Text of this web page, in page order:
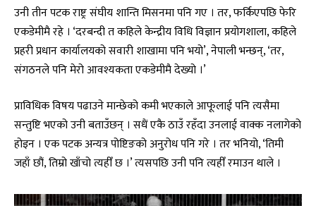
उनी तीन पटक राष्ट्र संघीय शान्ति मिसनमा पनि गए । तर, फर्किएपछि फेरि
एकडेमीमै रहे । ‘दरबन्दी त कहिले केन्द्रीय विधि विज्ञान प्रयोगशाला, कहिले
प्रहरी प्रधान कार्यालयको सवारी शाखामा पनि भयो’, नेपाली भन्छन्, ‘तर,
संगठनले पनि मेरो आवश्यकता एकडेमीमै देख्यो ।’
प्राविधिक विषय पढाउने मान्छेको कमी भएकाले आफूलाई पनि त्यसैमा
सन्तुष्टि भएको उनी बताउँछन् । सधैं एकै ठाउँ रहँदा उनलाई वाक्क नलागेको
होइन । एक पटक अन्यत्र पोष्टिङको अनुरोध पनि गरे । तर भनियो, ‘तिमी
जहाँ छौं, तिम्रो खाँचो त्यहीँ छ ।’ त्यसपछि उनी पनि त्यहीँ रमाउन थाले ।